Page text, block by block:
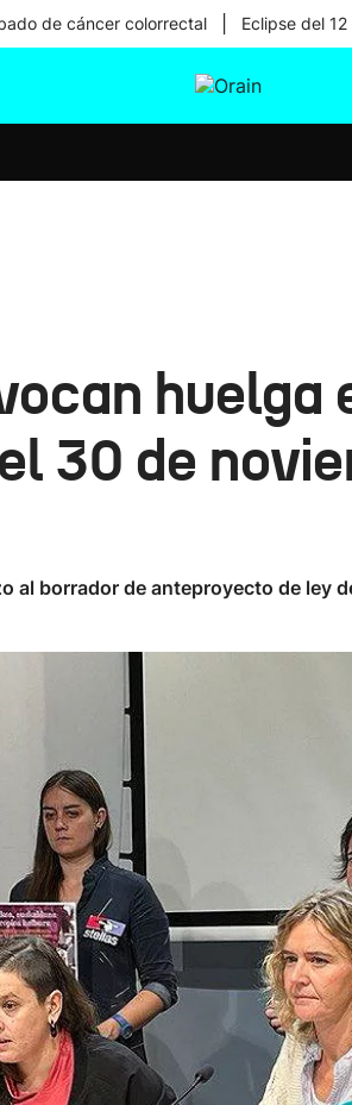
de cáncer colorrectal Eclipse del
huelga
30 de
al borrador de anteproyecto de